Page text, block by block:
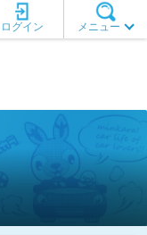
メニュー
ログイン